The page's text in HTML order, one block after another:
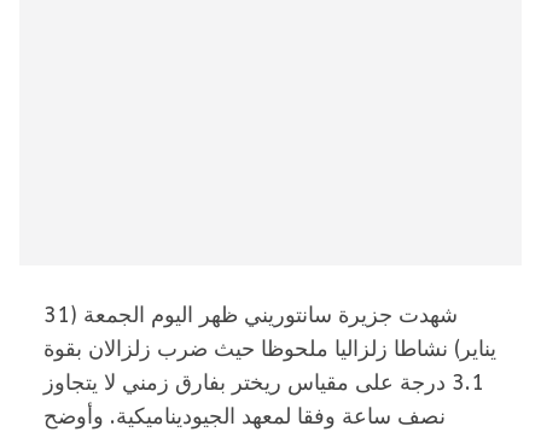
شهدت جزيرة سانتوريني ظهر اليوم الجمعة (31
يناير) نشاطا زلزاليا ملحوظا حيث ضرب زلزالان بقوة
3.1 درجة على مقياس ريختر بفارق زمني لا يتجاوز
نصف ساعة وفقا لمعهد الجيوديناميكية. وأوضح